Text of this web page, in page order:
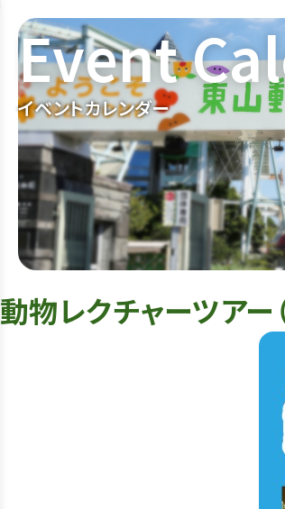
イベントカレンダー
Event
動物レクチャーツアー